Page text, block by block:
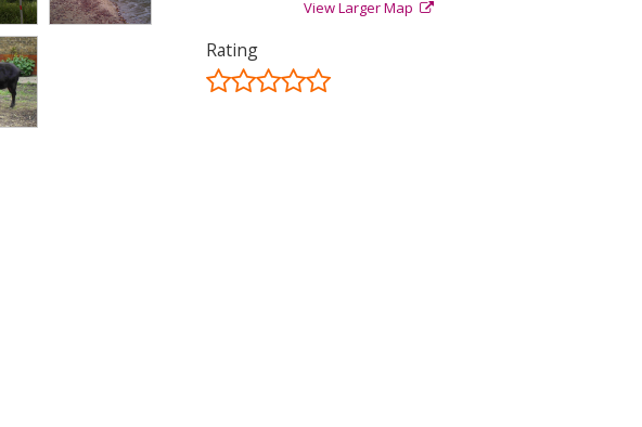
View Larger Map
Rating